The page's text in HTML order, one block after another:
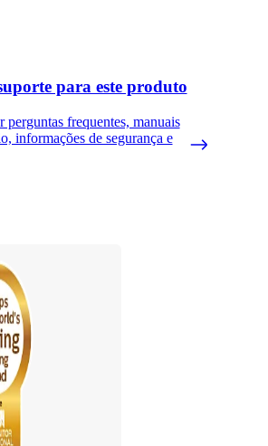
para este produto
perguntas frequentes, manuais
informações de segurança e